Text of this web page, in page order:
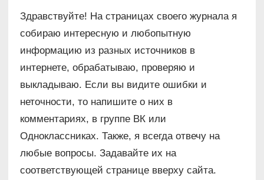
Здравствуйте! На страницах своего журнала я
собираю интересную и любопытную
информацию из разных источников в
интернете, обрабатываю, проверяю и
выкладываю. Если вы видите ошибки и
неточности, то напишите о них в
комментариях, в группе ВК или
Одноклассниках. Также, я всегда отвечу на
любые вопросы. Задавайте их на
соответствующей странице вверху сайта.